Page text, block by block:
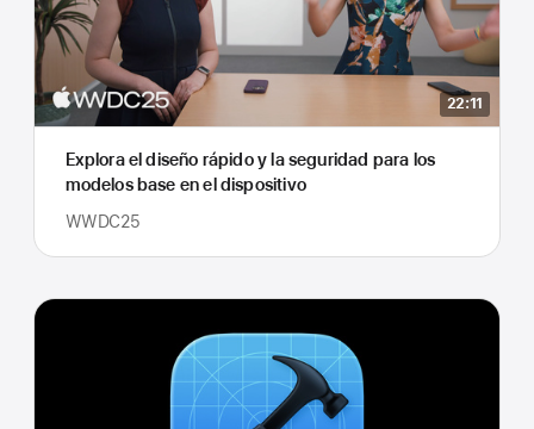
22:11
Explora el diseño rápido y la seguridad para los
modelos base en el dispositivo
WWDC25